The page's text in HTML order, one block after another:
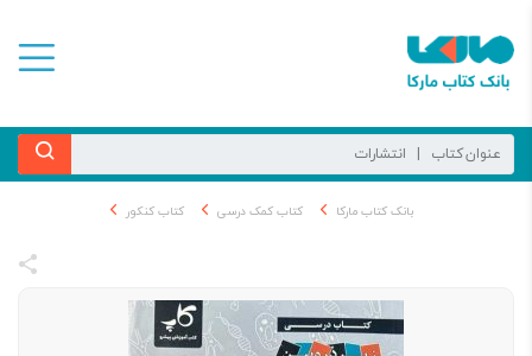
بانک کتاب مارکا کتاب کمک درسی کتاب کنکور